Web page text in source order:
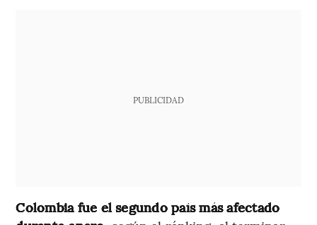
PUBLICIDAD
Colombia fue el segundo país más afectado